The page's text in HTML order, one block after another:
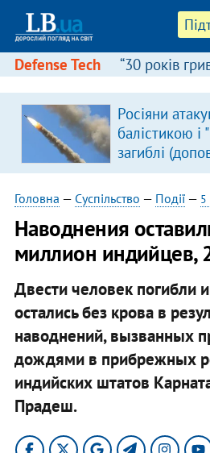
Defense Tech “30 років
Росіяни
балістикою і
загиблі
Головна — Суспільство — Події— 5
Наводнения
миллион индийцев,
Двести человек погибли
остались без крова в
наводнений, вызванных
дождями в прибрежных
индийских штатов
Прадеш.